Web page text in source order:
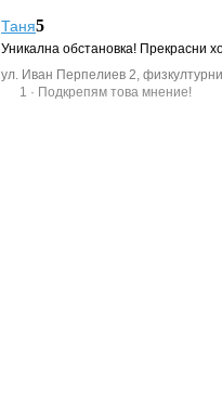
Таня5
Уникална обстановка! Прекрасни
ул. Иван Перпелиев 2,
1 · Подкрепям това мнение!